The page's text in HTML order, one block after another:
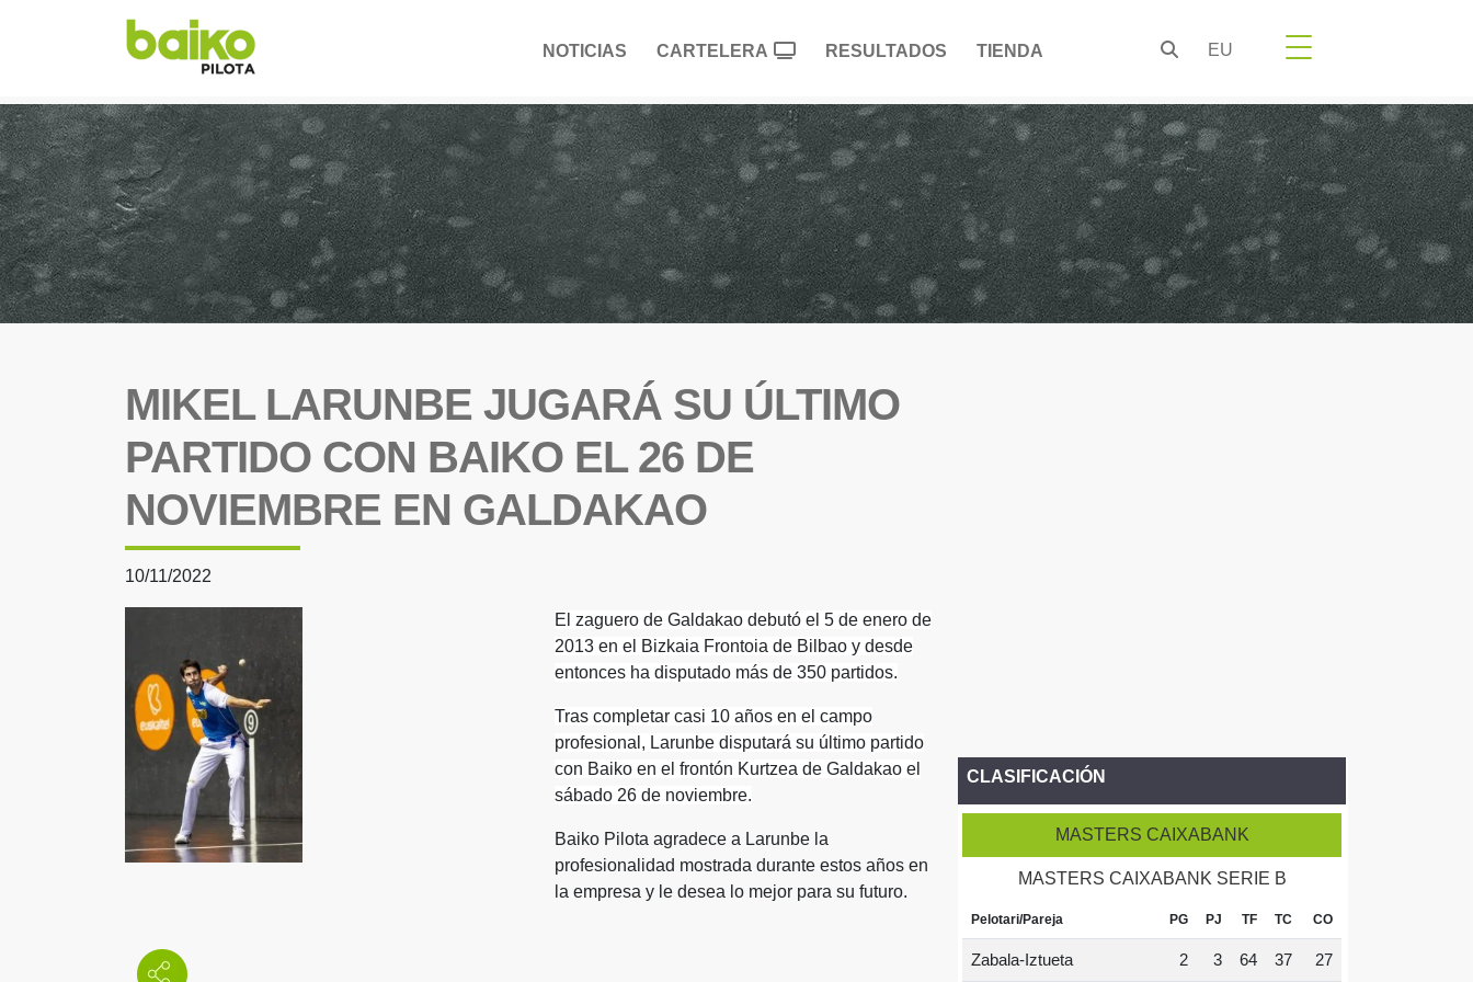
NOTICIAS CARTELERA RESULTADOS TIENDA EU
MIKEL LARUNBE JUGARÁ SU ÚLTIMO
PARTIDO CON BAIKO EL 26 DE
NOVIEMBRE EN GALDAKAO
10/11/2022
El zaguero de Galdakao debutó el 5 de enero de
2013 en el Bizkaia Frontoia de Bilbao y desde
entonces ha disputado más de 350 partidos.
Tras completar casi 10 años en el campo
profesional, Larunbe disputará su último partido
con Baiko en el frontón Kurtzea de Galdakao el
sábado 26 de noviembre.
Baiko Pilota agradece a Larunbe la
profesionalidad mostrada durante estos años en
la empresa y le desea lo mejor para su futuro.
CLASIFICACIÓN
MASTERS CAIXABANK
MASTERS CAIXABANK SERIE B
Pelotari/Pareja PG PJ TF TC CO
Zabala-Iztueta 2 3 64 37 27